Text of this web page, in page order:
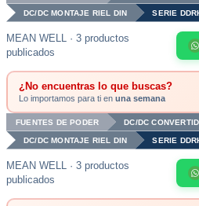
DC/DC MONTAJE RIEL DIN SERIE
MEAN WELL · 3 productos
publicados
¿No encuentras lo que buscas?
Lo importamos para ti en una semana
FUENTES DE PODER DC/DC
DC/DC MONTAJE RIEL DIN SERIE
MEAN WELL · 3 productos
publicados